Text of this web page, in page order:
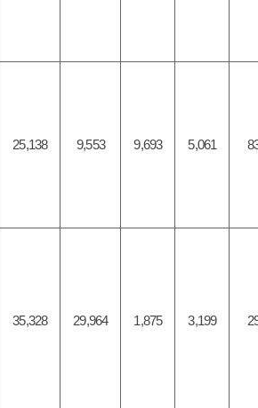
25,138 9,553 9,693 5,061
35,328 29,964 1,875 3,199